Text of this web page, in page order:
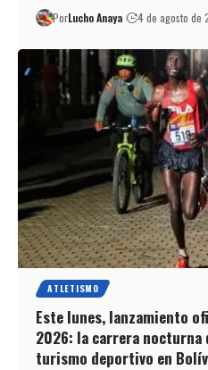
PorLucho Anaya 4 de agosto de
ATLETISMO
Este lunes, lanzamiento
2026: la carrera
turismo deportivo en